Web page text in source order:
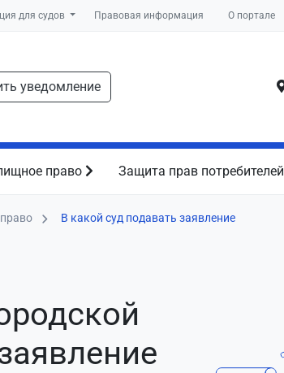
для судов Правовая информация О портале
уведомление
право Защита прав потребителей
В какой суд подавать заявление